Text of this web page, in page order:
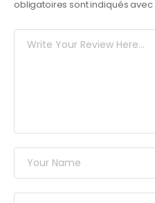
obligatoires sont indiqués avec